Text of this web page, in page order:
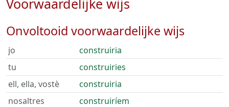
Voorwaardelijke wijs
Onvoltooid voorwaardelijke wijs
jo
construiria
tu
construiries
ell, ella, vostè
construiria
nosaltres
construiríem